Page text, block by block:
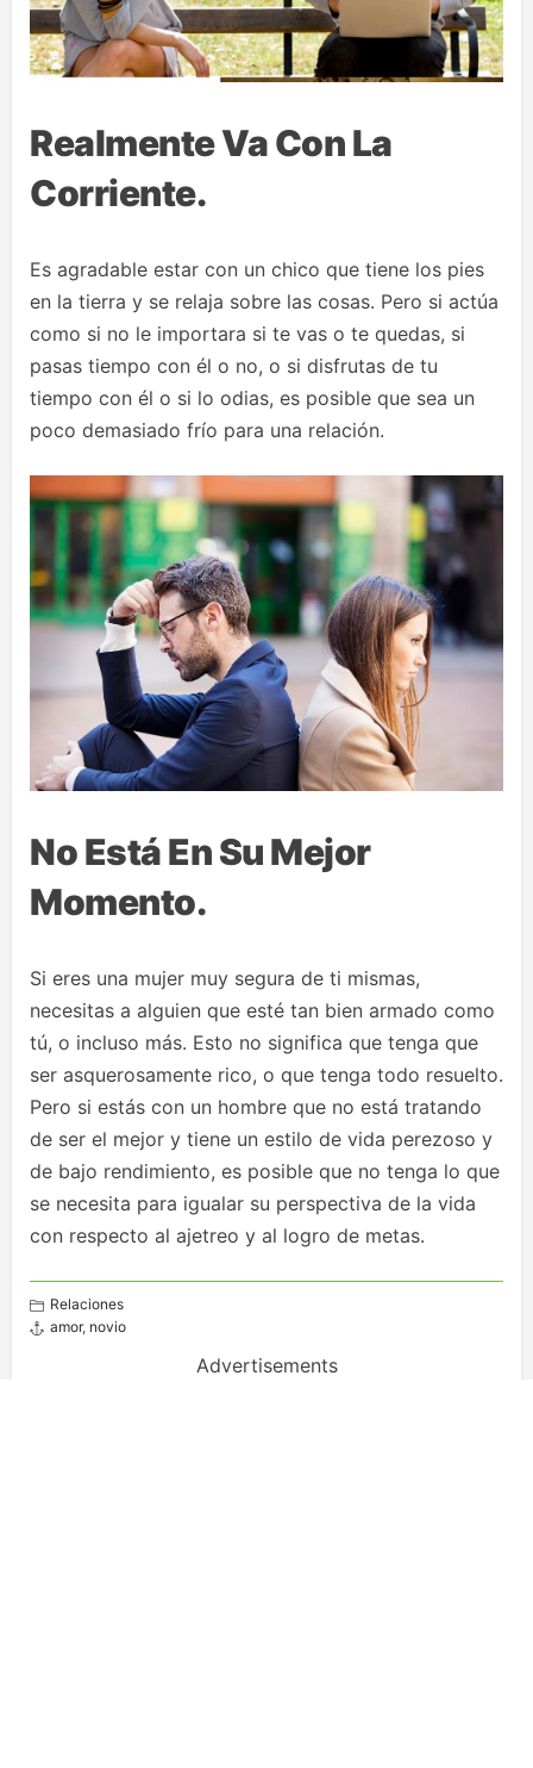
Realmente Va Con La
Corriente.
Es agradable estar con un chico que tiene los pies
en la tierra y se relaja sobre las cosas. Pero si actúa
como si no le importara si te vas o te quedas, si
pasas tiempo con él o no, o si disfrutas de tu
tiempo con él o si lo odias, es posible que sea un
poco demasiado frío para una relación.
No Está En Su Mejor
Momento.
Si eres una mujer muy segura de ti mismas,
necesitas a alguien que esté tan bien armado como
tú, o incluso más. Esto no significa que tenga que
ser asquerosamente rico, o que tenga todo resuelto.
Pero si estás con un hombre que no está tratando
de ser el mejor y tiene un estilo de vida perezoso y
de bajo rendimiento, es posible que no tenga lo que
se necesita para igualar su perspectiva de la vida
con respecto al ajetreo y al logro de metas.
Relaciones
amor, novio
Advertisements